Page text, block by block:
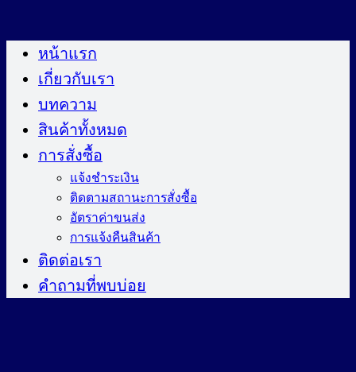
ไป
หน้าแรก
เกี่ยวกับเรา
บทความ
สินค้าทั้งหมด
การสั่งซื้อ
แจ้งชำระเงิน
ติดตามสถานะการสั่งซื้อ
อัตราค่าขนส่ง
การแจ้งคืนสินค้า
ติดต่อเรา
คำถามที่พบบ่อย